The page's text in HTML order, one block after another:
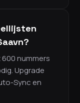
nummers
Upgrade
Sync en